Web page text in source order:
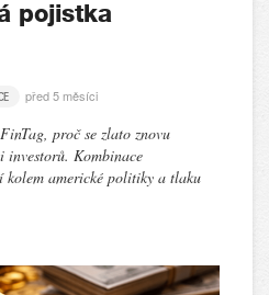
pojistka
před 5 měsíci
proč se zlato znovu
investorů. Kombinace
kolem americké politiky a tlaku